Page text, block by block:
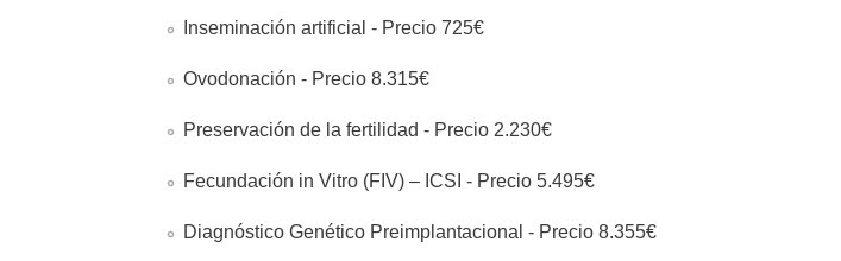
Inseminación artificial - Precio 725€
Ovodonación - Precio 8.315€
Preservación de la fertilidad - Precio 2.230€
Fecundación in Vitro (FIV) – ICSI - Precio 5.495€
Diagnóstico Genético Preimplantacional - Precio 8.355€